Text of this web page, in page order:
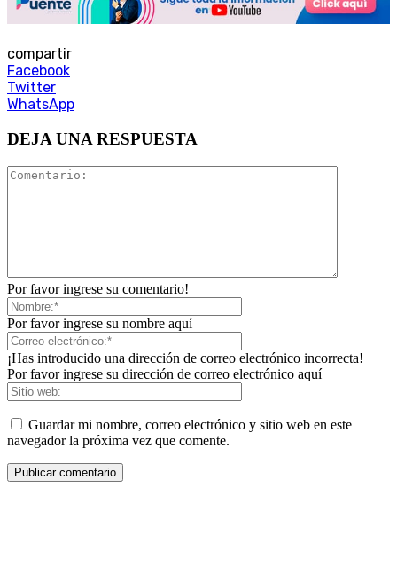
compartir
Facebook
Twitter
WhatsApp
DEJA UNA RESPUESTA
Por favor ingrese su comentario!
Por favor ingrese su nombre aquí
¡Has introducido una dirección de correo electrónico incorrecta!
Por favor ingrese su dirección de correo electrónico aquí
Guardar mi nombre, correo electrónico y sitio web en este
navegador la próxima vez que comente.